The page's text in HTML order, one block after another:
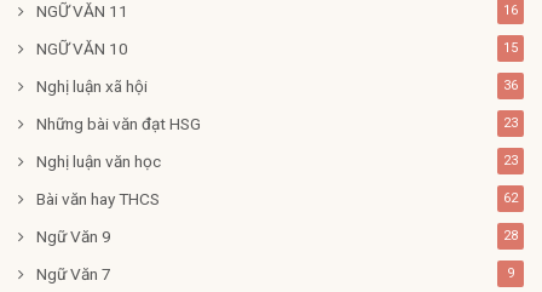
NGỮ VĂN 11 16
NGỮ VĂN 10 15
Nghị luận xã hội 36
Những bài văn đạt HSG 23
Nghị luận văn học 23
Bài văn hay THCS 62
Ngữ Văn 9 28
Ngữ Văn 7 9